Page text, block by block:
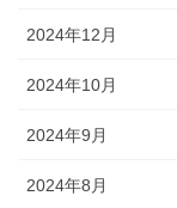
2024年12月
2024年10月
2024年9月
2024年8月